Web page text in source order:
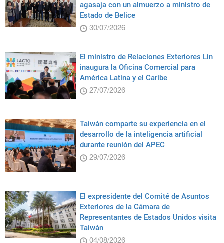
agasaja con un almuerzo a ministro de
Estado de Belice
30/07/2026
El ministro de Relaciones Exteriores Lin
inaugura la Oficina Comercial para
América Latina y el Caribe
27/07/2026
Taiwán comparte su experiencia en el
desarrollo de la inteligencia artificial
durante reunión del APEC
29/07/2026
El expresidente del Comité de Asuntos
Exteriores de la Cámara de
Representantes de Estados Unidos visita
Taiwán
04/08/2026